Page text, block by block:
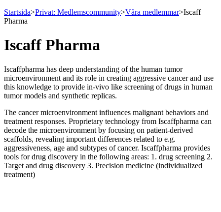
Startsida>Privat: Medlemscommunity>Våra medlemmar>Iscaff
Pharma
Iscaff Pharma
Iscaffpharma has deep understanding of the human tumor
microenvironment and its role in creating aggressive cancer and use
this knowledge to provide in-vivo like screening of drugs in human
tumor models and synthetic replicas.
The cancer microenvironment influences malignant behaviors and
treatment responses. Proprietary technology from Iscaffpharma can
decode the microenvironment by focusing on patient-derived
scaffolds, revealing important differences related to e.g.
aggressiveness, age and subtypes of cancer. Iscaffpharma provides
tools for drug discovery in the following areas: 1. drug screening 2.
Target and drug discovery 3. Precision medicine (individualized
treatment)